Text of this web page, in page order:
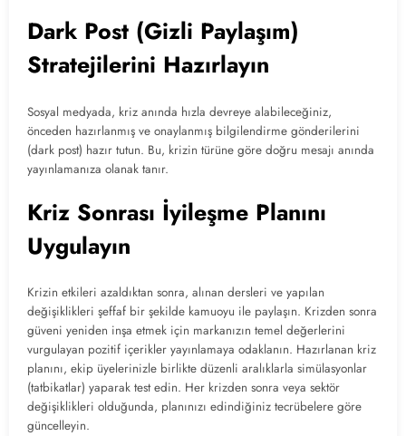
Dark Post (Gizli Paylaşım)
Stratejilerini Hazırlayın
Sosyal medyada, kriz anında hızla devreye alabileceğiniz,
önceden hazırlanmış ve onaylanmış bilgilendirme gönderilerini
(dark post) hazır tutun. Bu, krizin türüne göre doğru mesajı anında
yayınlamanıza olanak tanır.
Kriz Sonrası İyileşme Planını
Uygulayın
Krizin etkileri azaldıktan sonra, alınan dersleri ve yapılan
değişiklikleri şeffaf bir şekilde kamuoyu ile paylaşın. Krizden sonra
güveni yeniden inşa etmek için markanızın temel değerlerini
vurgulayan pozitif içerikler yayınlamaya odaklanın. Hazırlanan kriz
planını, ekip üyelerinizle birlikte düzenli aralıklarla simülasyonlar
(tatbikatlar) yaparak test edin. Her krizden sonra veya sektör
değişiklikleri olduğunda, planınızı edindiğiniz tecrübelere göre
güncelleyin.